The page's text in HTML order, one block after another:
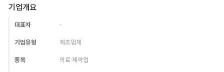
기업개요
대표자 -
기업유형 제조업체
종목 의료·제약업